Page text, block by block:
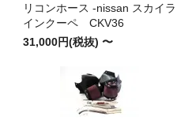
リコンホース -nissan スカイラ
インクーペ CKV36
31,000円(税抜) 〜